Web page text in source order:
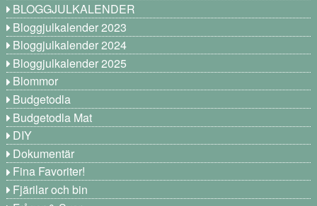
BLOGGJULKALENDER
Bloggjulkalender 2023
Bloggjulkalender 2024
Bloggjulkalender 2025
Blommor
Budgetodla
Budgetodla Mat
DIY
Dokumentär
Fina Favoriter!
Fjärilar och bin